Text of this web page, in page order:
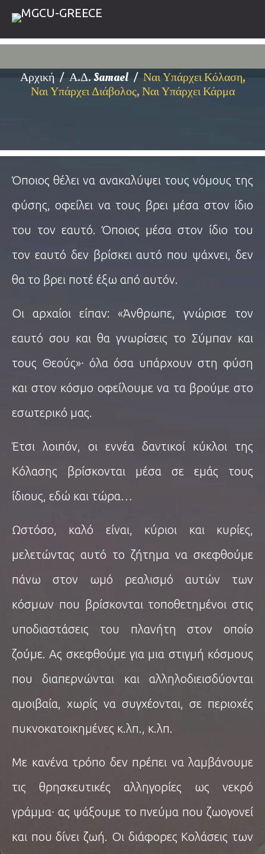
Αρχική Α.Δ. Samael
Ναι Υπάρχει Κόλαση,
Ναι Υπάρχει Διάβολος, Ναι Υπάρχει Κάρμα
Όποιος θέλει να ανακαλύψει τους νόμους της
φύσης, οφείλει να τους βρει μέσα στον ίδιο
του τον εαυτό. Όποιος μέσα στον ίδιο του
τον εαυτό δεν βρίσκει αυτό που ψάχνει, δεν
θα το βρει ποτέ έξω από αυτόν.
Οι αρχαίοι είπαν: «Άνθρωπε, γνώρισε τον
εαυτό σου και θα γνωρίσεις το Σύμπαν και
τους Θεούς»∙ όλα όσα υπάρχουν στη φύση
και στον κόσμο οφείλουμε να τα βρούμε στο
εσωτερικό μας.
Έτσι λοιπόν, οι εννέα δαντικοί κύκλοι της
Κόλασης βρίσκονται μέσα σε εμάς τους
ίδιους, εδώ και τώρα…
Ωστόσο, καλό είναι, κύριοι και κυρίες,
μελετώντας αυτό το ζήτημα να σκεφθούμε
πάνω στον ωμό ρεαλισμό αυτών των
κόσμων που βρίσκονται τοποθετημένοι στις
υποδιαστάσεις του πλανήτη στον οποίο
ζούμε. Ας σκεφθούμε για μια στιγμή κόσμους
που διαπερνώνται και αλληλοδιεισδύονται
αμοιβαία, χωρίς να συγχέονται, σε περιοχές
πυκνοκατοικημένες κ.λπ., κ.λπ.
Με κανένα τρόπο δεν πρέπει να λαμβάνουμε
τις θρησκευτικές αλληγορίες ως νεκρό
γράμμα∙ ας ψάξουμε το πνεύμα που ζωογονεί
και που δίνει ζωή. Οι διάφορες Κολάσεις των